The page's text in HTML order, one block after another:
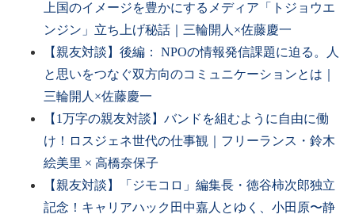
上国のイメージを豊かにするメディア「トジョウエ
ンジン」立ち上げ秘話｜三輪開人×佐藤慶一
【親友対談】後編： NPOの情報発信課題に迫る。人
と思いをつなぐ双方向のコミュニケーションとは｜
三輪開人×佐藤慶一
【1万字の親友対談】バンドを組むように自由に働
け！ロスジェネ世代の仕事観｜フリーランス・鈴木
絵美里 × 高橋奈保子
【親友対談】「ジモコロ」編集長・徳谷柿次郎独立
記念！キャリアハック田中嘉人とゆく、小田原〜静